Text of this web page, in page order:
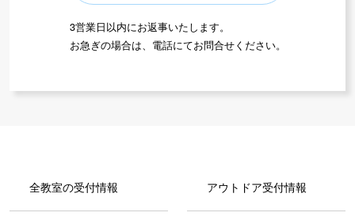
3営業日以内にお返事いたします。
お急ぎの場合は、電話にてお問合せください。
全教室の受付情報 アウトドア受付情報